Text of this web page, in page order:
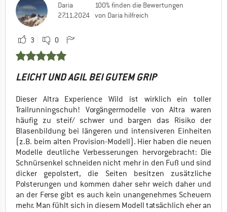
Daria
27.11.2024
100% finden die Bewertungen
von Daria hilfreich
3 0
LEICHT UND AGIL BEI GUTEM GRIP
Dieser Altra Experience Wild ist wirklich ein toller
Trailrunningschuh! Vorgängermodelle von Altra waren
häufig zu steif/ schwer und bargen das Risiko der
Blasenbildung bei längeren und intensiveren Einheiten
(z.B. beim alten Provision-Modell). Hier haben die neuen
Modelle deutliche Verbesserungen hervorgebracht: Die
Schnürsenkel schneiden nicht mehr in den Fuß und sind
dicker gepolstert, die Seiten besitzen zusätzliche
Polsterungen und kommen daher sehr weich daher und
an der Ferse gibt es auch kein unangenehmes Scheuern
mehr. Man fühlt sich in diesem Modell tatsächlich eher an